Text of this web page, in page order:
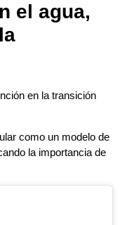
el agua,
en la transición
como un modelo de
la importancia de